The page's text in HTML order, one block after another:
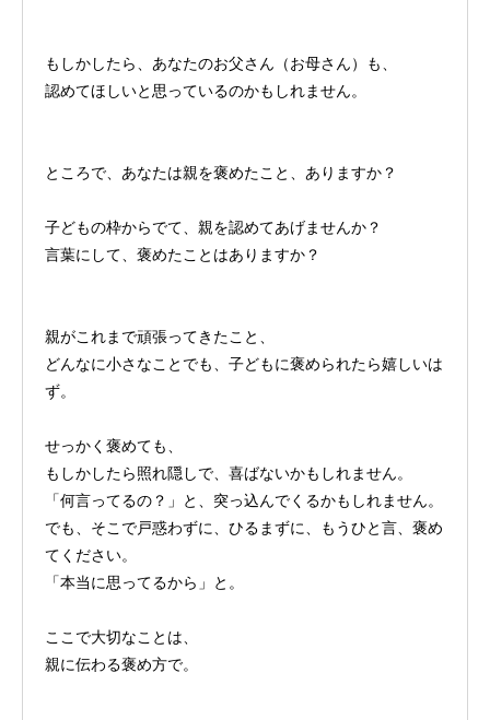
もしかしたら、あなたのお父さん（お母さん）も、
認めてほしいと思っているのかもしれません。
ところで、あなたは親を褒めたこと、ありますか？
子どもの枠からでて、親を認めてあげませんか？
言葉にして、褒めたことはありますか？
親がこれまで頑張ってきたこと、
どんなに小さなことでも、子どもに褒められたら嬉しいは
ず。
せっかく褒めても、
もしかしたら照れ隠しで、喜ばないかもしれません。
「何言ってるの？」と、突っ込んでくるかもしれません。
でも、そこで戸惑わずに、ひるまずに、もうひと言、褒め
てください。
「本当に思ってるから」と。
ここで大切なことは、
親に伝わる褒め方で。